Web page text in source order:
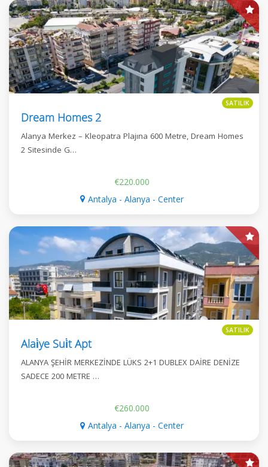
SATILIK
Dream Homes 2
Alanya Merkez – Kleopatra Plajına 600 Metre, Dream Homes
2 Sitesinde G…
€220.000
Antalya - Alanya - Center
SATILIK
Alai̇ye Sui̇t Apt
ALANYA ŞEHİR MERKEZİNDE LÜKS 2+1 DUBLEX DAİRE DENİZE
SADECE 200 METRE …
€260.000
Antalya - Alanya - Center